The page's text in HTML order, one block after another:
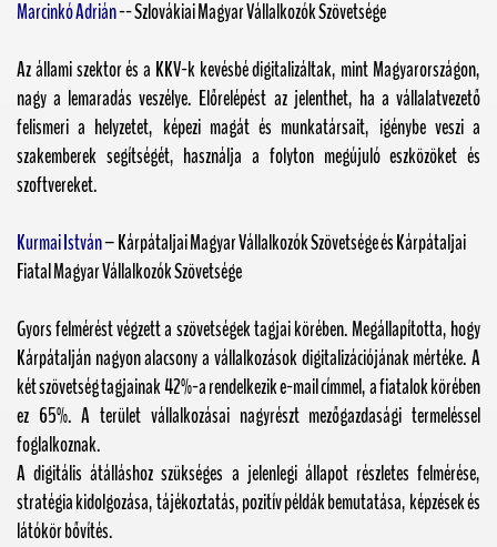
Marcinkó Adrián-- Szlovákiai Magyar Vállalkozók Szövetsége
Az állami szektor és a KKV-k kevésbé digitalizáltak, mint Magyarországon,
nagy a lemaradás veszélye. Előrelépést az jelenthet, ha a vállalatvezető
felismeri a helyzetet, képezi magát és munkatársait, igénybe veszi a
szakemberek segítségét, használja a folyton megújuló eszközöket és
szoftvereket.
Kurmai István– Kárpátaljai Magyar Vállalkozók Szövetsége és Kárpátaljai
Fiatal Magyar Vállalkozók Szövetsége
Gyors felmérést végzett a szövetségek tagjai körében. Megállapította, hogy
Kárpátalján nagyon alacsony a vállalkozások digitalizációjának mértéke. A
két szövetség tagjainak 42%-a rendelkezik e-mail címmel, a fiatalok körében
ez 65%. A terület vállalkozásai nagyrészt mezőgazdasági termeléssel
foglalkoznak.
A digitális átálláshoz szükséges a jelenlegi állapot részletes felmérése,
stratégia kidolgozása, tájékoztatás, pozitív példák bemutatása, képzések és
látókör bővítés.